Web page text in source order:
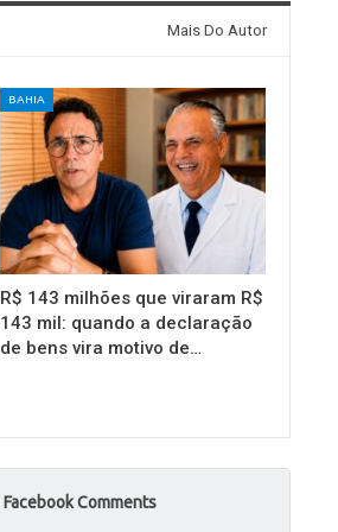
Mais Do Autor
BAHIA
R$ 143 milhões que viraram R$
143 mil: quando a declaração
de bens vira motivo de…
Facebook Comments